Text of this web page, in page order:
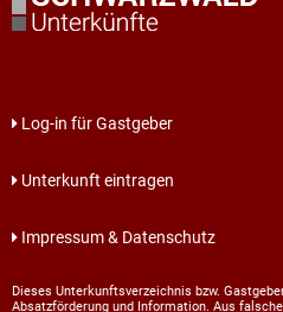
Log-in für Gastgeber
Unterkunft eintragen
Impressum & Datenschutz
Dieses Unterkunftsverzeichnis bzw.
Absatzförderung und Information. Aus